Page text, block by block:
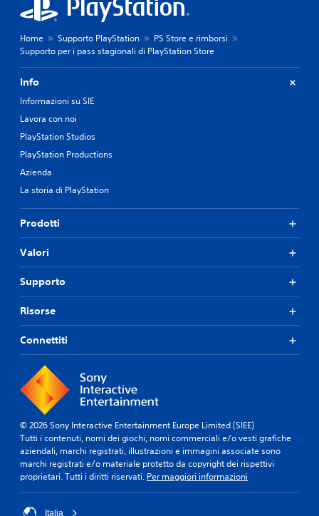
Home Supporto PlayStation
PS Store e rimborsi
Supporto per i pass stagionali di PlayStation Store
Info
Informazioni su SIE
Lavora con noi
PlayStation Studios
PlayStation Productions
Azienda
La storia di PlayStation
Prodotti
Valori
Supporto
Risorse
Connettiti
© 2026 Sony Interactive Entertainment Europe Limited (SIEE)
Tutti i contenuti, nomi dei giochi, nomi commerciali e/o vesti grafiche
aziendali, marchi registrati, illustrazioni e immagini associate sono
marchi registrati e/o materiale protetto da copyright dei rispettivi
proprietari. Tutti i diritti riservati. Per maggiori informazioni
Italia